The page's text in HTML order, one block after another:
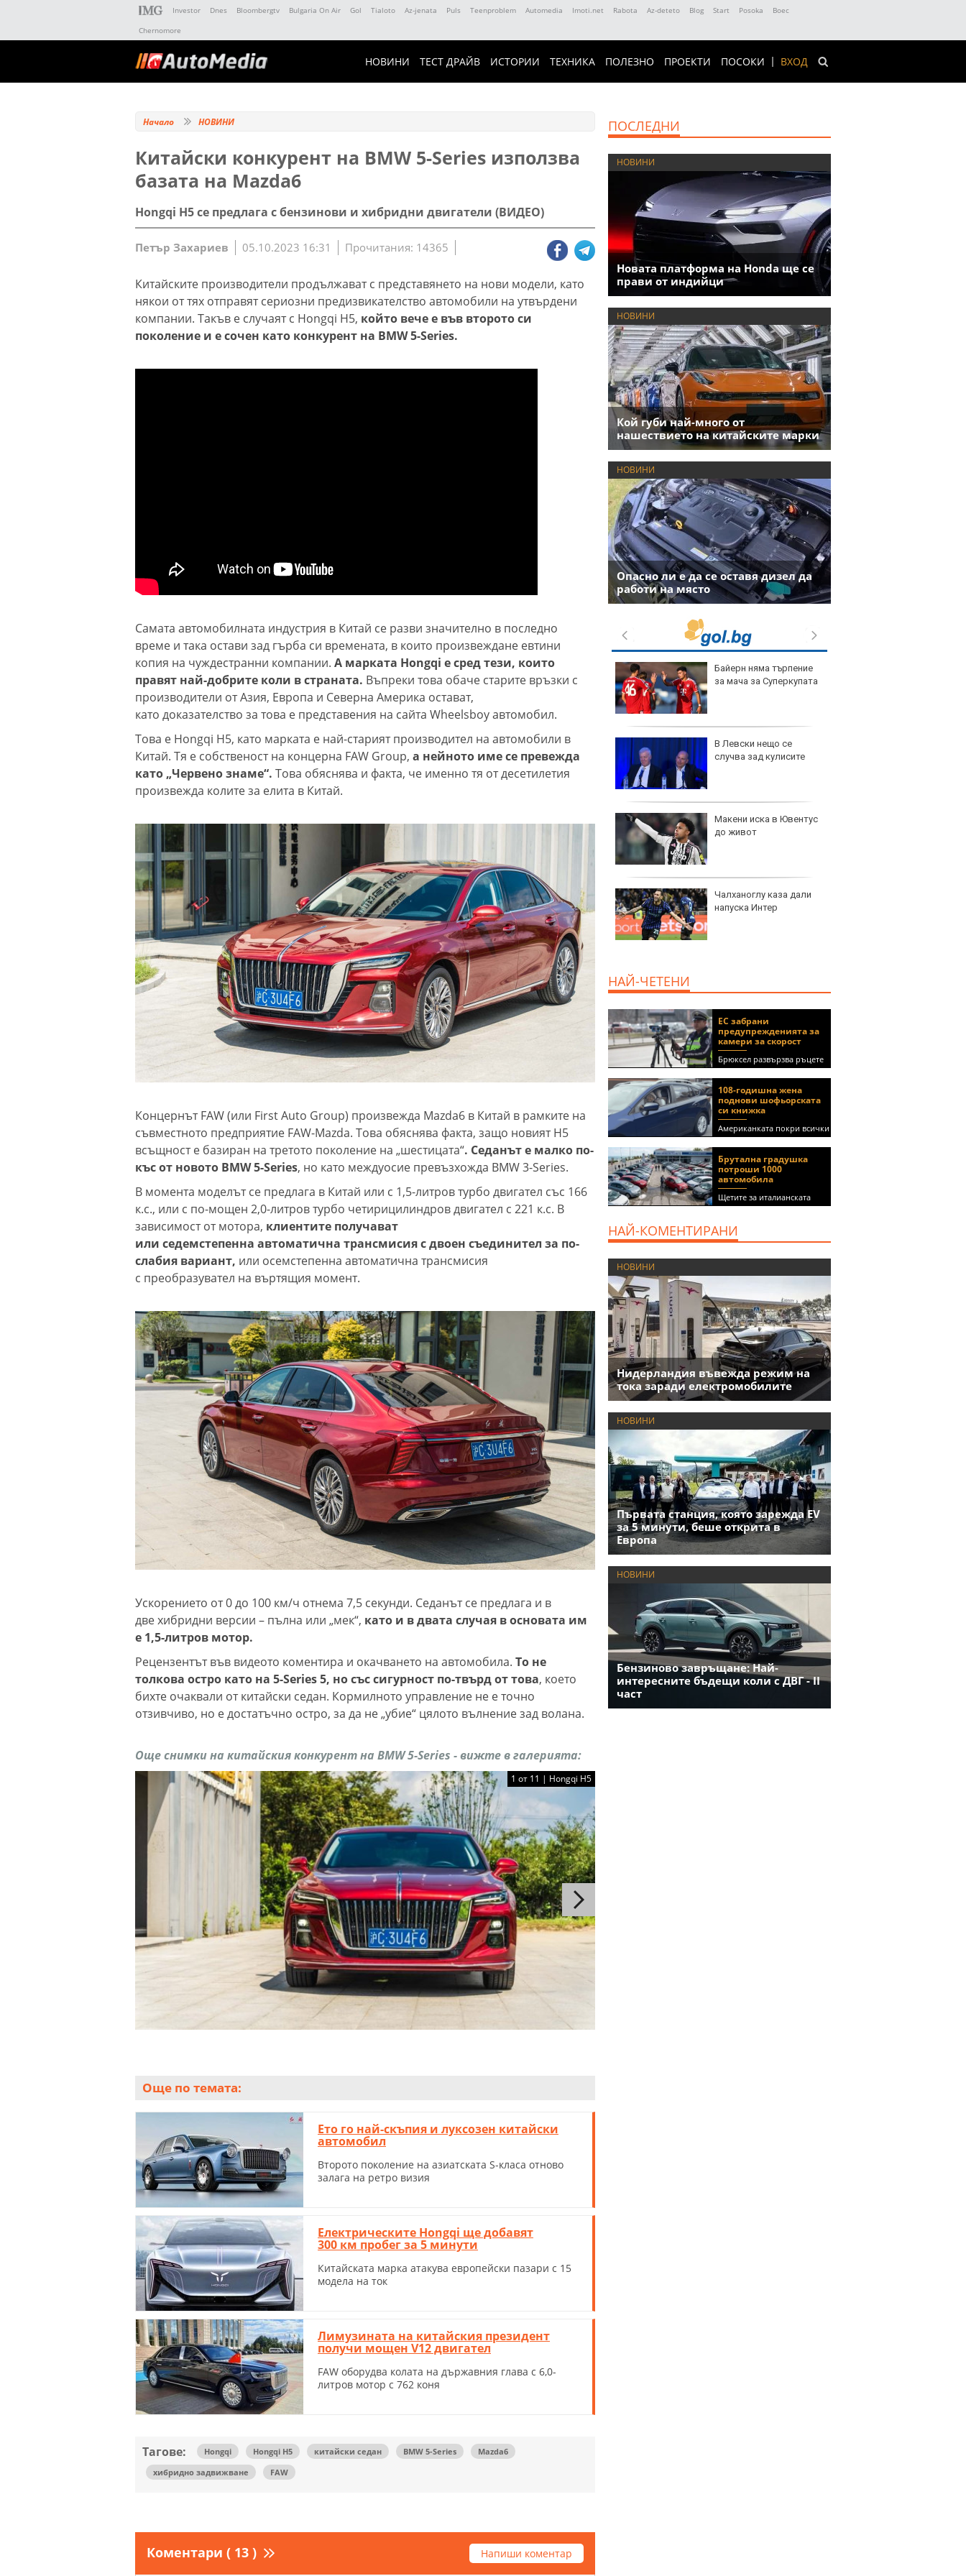
Investor Dnes Bloombergtv Bulgaria On Air Gol Tialoto Az-jenata Puls Teenproblem Automedia Imoti.net Rabota Az-deteto Blog Start Posoka
Boec
Chernomore
ВХОД
НОВИНИ ТЕСТ ДРАЙВ ИСТОРИИ ТЕХНИКА ПОЛЕЗНО ПРОЕКТИ ПОСОКИ
Начало НОВИНИ
Китайски конкурент на BMW 5-Series използва
базата на Mazda6
Hongqi H5 се предлага с бензинови и хибридни двигатели (ВИДЕО)
Петър Захариев 05.10.2023 16:31 Прочитания: 14365
Китайските производители продължават с представянето на нови модели, като
някои от тях отправят сериозни предизвикателство автомобили на утвърдени
компании. Такъв е случаят с Hongqi H5, който вече е във второто си
поколение и е сочен като конкурент на BMW 5-Series.
Самата автомобилната индустрия в Китай се разви значително в последно
време и така остави зад гърба си времената, в които произвеждане евтини
копия на чуждестранни компании. А марката Hongqi е сред тези, които
правят най-добрите коли в страната. Въпреки това обаче старите връзки с
производители от Азия, Европа и Северна Америка остават,
като доказателство за това е представения на сайта Wheelsboy автомобил.
Това е Hongqi H5, като марката е най-старият производител на автомобили в
Китай. Тя е собственост на концерна FAW Group, а нейното име се превежда
като „Червено знаме“. Това обяснява и факта, че именно тя от десетилетия
произвежда колите за елита в Китай.
Концернът FAW (или First Auto Group) произвежда Mazda6 в Китай в рамките на
съвместното предприятие FAW-Mazda. Това обяснява факта, защо новият H5
всъщност е базиран на третото поколение на „шестицата“. Седанът е малко по-
къс от новото BMW 5-Series, но като междуосие превъзхожда BMW 3-Series.
В момента моделът се предлага в Китай или с 1,5-литров турбо двигател със 166
к.с., или с по-мощен 2,0-литров турбо четирицилиндров двигател с 221 к.с. В
зависимост от мотора, клиентите получават
или седемстепенна автоматична трансмисия с двоен съединител за по-
слабия вариант, или осемстепенна автоматична трансмисия
с преобразувател на въртящия момент.
Ускорението от 0 до 100 км/ч отнема 7,5 секунди. Седанът се предлага и в
две хибридни версии – пълна или „мек“, като и в двата случая в основата им
е 1,5-литров мотор.
Рецензентът във видеото коментира и окачването на автомобила. То не
толкова остро като на 5-Series 5, но със сигурност по-твърд от това, което
бихте очаквали от китайски седан. Кормилното управление не е точно
отзивчиво, но е достатъчно остро, за да не „убие“ цялото вълнение зад волана.
Още снимки на китайския конкурент на BMW 5-Series - вижте в галерията:
1 от 11 | Hongqi H5
Още по темата:
Ето го най-скъпия и луксозен китайски
автомобил
Второто поколение на азиатската S-класа отново
залага на ретро визия
Електрическите Hongqi ще добавят
300 км пробег за 5 минути
Китайската марка атакува европейски пазари с 15
модела на ток
Лимузината на китайския президент
получи мощен V12 двигател
FAW оборудва колата на държавния глава с 6,0-
литров мотор с 762 коня
Тагове: Hongqi Hongqi H5 китайски седан BMW 5-Series
Mazda6
хибридно задвижване
FAW
Коментари ( 13 ) Напиши коментар
ПОСЛЕДНИ
НОВИНИ
Новата платформа на Honda ще се
прави от индийци
НОВИНИ
Кой губи най-много от
нашествието на китайските марки
НОВИНИ
Опасно ли е да се оставя дизел да
работи на място
София попадна в
десетката на
дестинациите с най-
голям риск от
джебчийство
Министърът на
отбраната: Усилихме
наблюденията върху
пространство, както и охраната
движение и едва не
премаза кола
Петима от обвинените
за фентанила остават в
ареста
продава, Тристаен
апартамент, 68 m2
продава, Четиристаен
апартамент, 86 m2
Варна, Цветен, 204900
EUR
продава, Тристаен
апартамент, 68 m2
Варна, Владиславово,
122900 EUR
продава, Тристаен
апартамент, 68 m2
Варна, Възраждане 3,
119900 EUR
Байерн няма търпение
за мача за Суперкупата
В Левски нещо се
случва зад кулисите
Макени иска в Ювентус
до живот
Чалханоглу каза дали
напуска Интер
НАЙ-ЧЕТЕНИ
ЕС забрани
предупрежденията за
камери за скорост
Брюксел развързва ръцете
на правителствата за
приложения като Waze и
Google Maps
108-годишна жена
поднови шофьорската
си книжка
Американката покри всички
медицински изисквания, за
(ВИДЕО)
Брутална градушка
потроши 1000
автомобила
Щетите за италианската
автокъща се оценяват на 5
НАЙ-КОМЕНТИРАНИ
НОВИНИ
Нидерландия въвежда режим на
тока заради електромобилите
НОВИНИ
Първата станция, която зарежда EV
за 5 минути, беше открита в
Европа
НОВИНИ
Бензиново завръщане: Най-
интересните бъдещи коли с ДВГ - II
част